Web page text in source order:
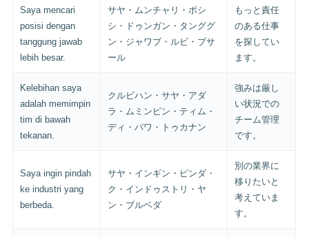
Saya mencari
posisi dengan
tanggung jawab
lebih besar.
サヤ・ムンチャリ・ポシ
シ・ドゥンガン・タンググ
ン・ジャワブ・ルビ・ブサ
ール
もっと責任
のある仕事
を探してい
ます。
Kelebihan saya
adalah memimpin
tim di bawah
tekanan.
クルビハン・サヤ・アダ
ラ・ムミンピン・ティム・
ディ・バワ・トゥカナン
強みは厳し
い状況での
チーム管理
です。
Saya ingin pindah
ke industri yang
berbeda.
サヤ・インギン・ピンダ・
ク・インドゥストリ・ヤ
ン・ブルベダ
別の業界に
移りたいと
考えていま
す。